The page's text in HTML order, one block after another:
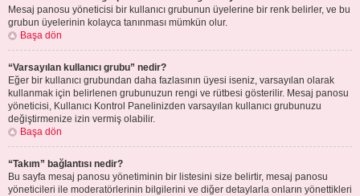
Mesaj panosu yöneticisi bir kullanıcı grubunun üyelerine bir renk belirler, ve bu
grubun üyelerinin kolayca tanınması mümkün olur.
Başa dön
“Varsayılan kullanıcı grubu” nedir?
Eğer bir kullanıcı grubundan daha fazlasının üyesi iseniz, varsayılan olarak
kullanmak için belirlenen grubunuzun rengi ve rütbesi gösterilir. Mesaj panosu
yöneticisi, Kullanıcı Kontrol Panelinizden varsayılan kullanıcı grubunuzu
değiştirmenize izin vermiş olabilir.
Başa dön
“Takım” bağlantısı nedir?
Bu sayfa mesaj panosu yönetiminin bir listesini size belirtir, mesaj panosu
yöneticileri ile moderatörlerinin bilgilerini ve diğer detaylarla onların yönettikleri